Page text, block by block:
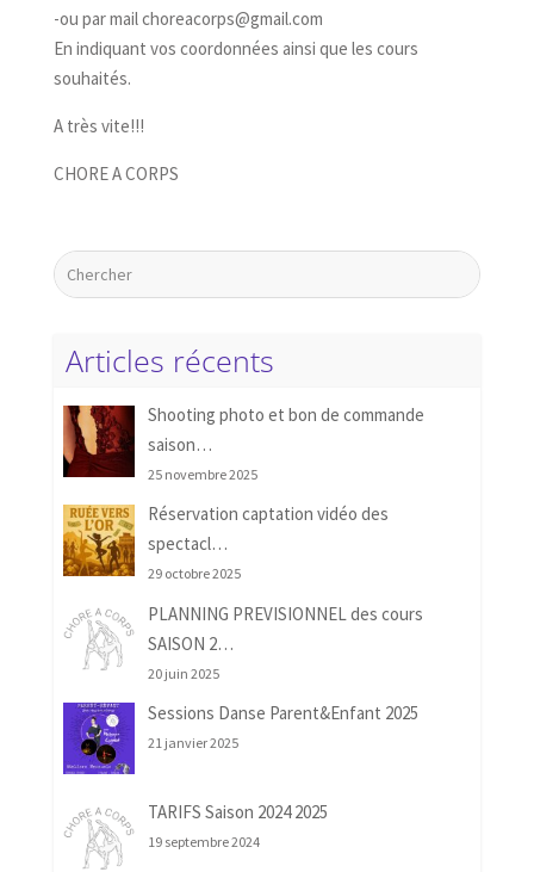
-ou par mail choreacorps@gmail.com
En indiquant vos coordonnées ainsi que les cours
souhaités.
A très vite!!!
CHORE A CORPS
Articles récents
Shooting photo et bon de commande
saison…
25 novembre 2025
Réservation captation vidéo des
spectacl…
29 octobre 2025
PLANNING PREVISIONNEL des cours
SAISON 2…
20 juin 2025
Sessions Danse Parent&Enfant 2025
21 janvier 2025
TARIFS Saison 2024 2025
19 septembre 2024